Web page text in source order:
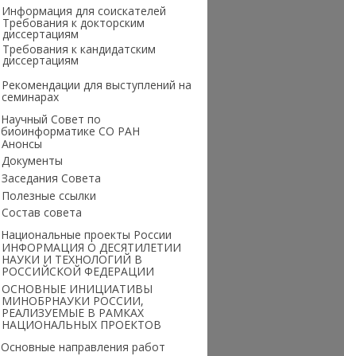
Информация для соискателей
Требования к докторским
диссертациям
Требования к кандидатским
диссертациям
Рекомендации для выступлений на
семинарах
Научный Совет по
биоинформатике СО РАН
Анонсы
Документы
Заседания Совета
Полезные ссылки
Состав совета
Национальные проекты России
ИНФОРМАЦИЯ О ДЕСЯТИЛЕТИИ
НАУКИ И ТЕХНОЛОГИЙ В
РОССИЙСКОЙ ФЕДЕРАЦИИ
ОСНОВНЫЕ ИНИЦИАТИВЫ
МИНОБРНАУКИ РОССИИ,
РЕАЛИЗУЕМЫЕ В РАМКАХ
НАЦИОНАЛЬНЫХ ПРОЕКТОВ
Основные направления работ